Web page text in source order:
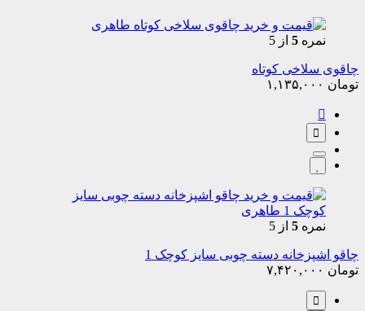
نمره 5 از 5
چاقوی سلاخی کوتاه
تومان
نمره 5 از 5
چاقو اشپزخانه دسته چوبی سایز کوچک 1
تومان